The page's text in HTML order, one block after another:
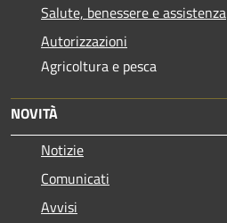
Salute, benessere e assistenza
Autorizzazioni
Agricoltura e pesca
NOVITÀ
Notizie
Comunicati
Avvisi